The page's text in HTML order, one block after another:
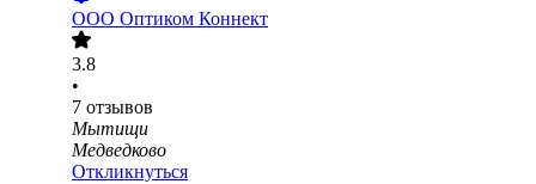
ООО Оптиком Коннект
3.8
•
7 отзывов
Мытищи
Медведково
Откликнуться